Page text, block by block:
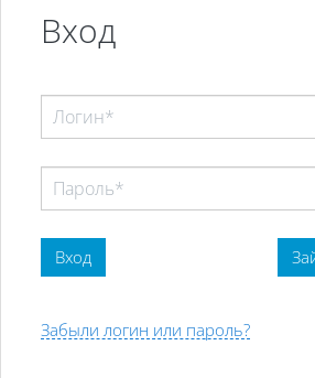
Вход
Забыли логин или пароль?